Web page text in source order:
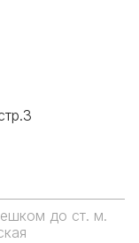
до ст. м.